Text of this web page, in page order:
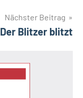
Nächster Beitrag
Der Blitzer blitzt